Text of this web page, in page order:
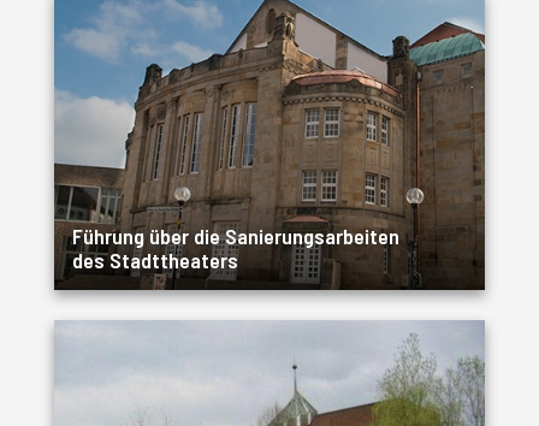
Führung über die Sanierungsarbeiten
des Stadttheaters